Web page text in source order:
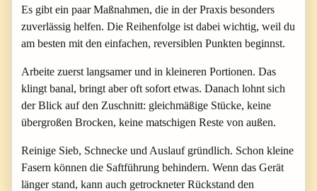
Es gibt ein paar Maßnahmen, die in der Praxis besonders
zuverlässig helfen. Die Reihenfolge ist dabei wichtig, weil du
am besten mit den einfachen, reversiblen Punkten beginnst.
Arbeite zuerst langsamer und in kleineren Portionen. Das
klingt banal, bringt aber oft sofort etwas. Danach lohnt sich
der Blick auf den Zuschnitt: gleichmäßige Stücke, keine
übergroßen Brocken, keine matschigen Reste von außen.
Reinige Sieb, Schnecke und Auslauf gründlich. Schon kleine
Fasern können die Saftführung behindern. Wenn das Gerät
länger stand, kann auch getrockneter Rückstand den